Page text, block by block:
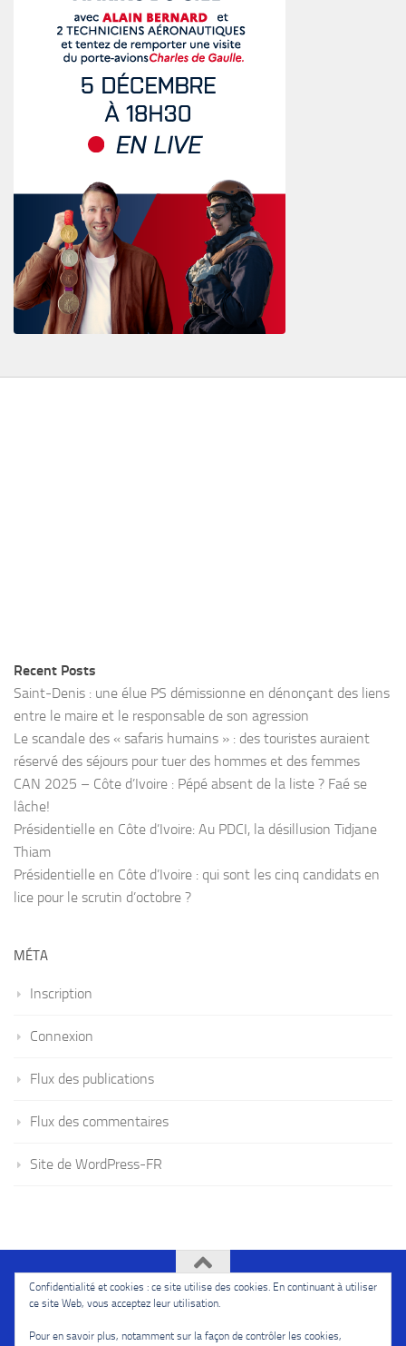
Recent Posts
Saint-Denis : une élue PS démissionne en dénonçant des liens
entre le maire et le responsable de son agression
Le scandale des « safaris humains » : des touristes auraient
réservé des séjours pour tuer des hommes et des femmes
CAN 2025 – Côte d’Ivoire : Pépé absent de la liste ? Faé se
lâche!
Présidentielle en Côte d’Ivoire: Au PDCI, la désillusion Tidjane
Thiam
Présidentielle en Côte d’Ivoire : qui sont les cinq candidats en
lice pour le scrutin d’octobre ?
MÉTA
Inscription
Connexion
Flux des publications
Flux des commentaires
Site de WordPress-FR
Ivoire114l'Afriquenouvelle © 2026. Tous droits réservés.
Fièrement propulsé par - Conçu parThème Hueman
Confidentialité et cookies : ce site utilise des cookies. En continuant à utiliser
ce site Web, vous acceptez leur utilisation.
Pour en savoir plus, notamment sur la façon de contrôler les cookies,